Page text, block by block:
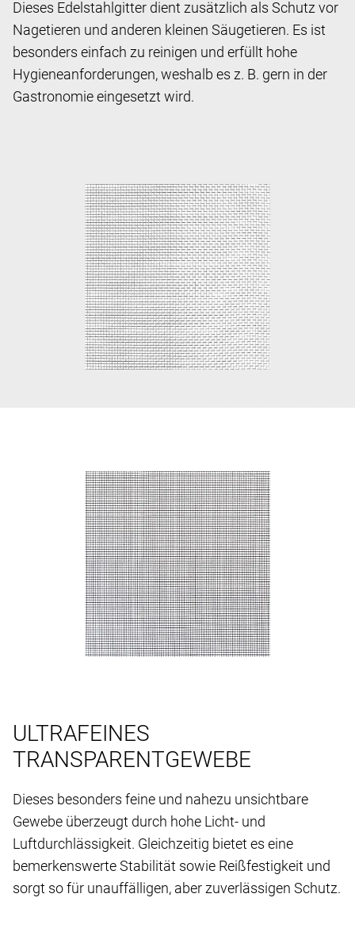
Dieses Edelstahlgitter dient zusätzlich als Schutz vor
Nagetieren und anderen kleinen Säugetieren. Es ist
besonders einfach zu reinigen und erfüllt hohe
Hygieneanforderungen, weshalb es z. B. gern in der
Gastronomie eingesetzt wird.
ULTRAFEINES
TRANSPARENTGEWEBE
Dieses besonders feine und nahezu unsichtbare
Gewebe überzeugt durch hohe Licht- und
Luftdurchlässigkeit. Gleichzeitig bietet es eine
bemerkenswerte Stabilität sowie Reißfestigkeit und
sorgt so für unauffälligen, aber zuverlässigen Schutz.